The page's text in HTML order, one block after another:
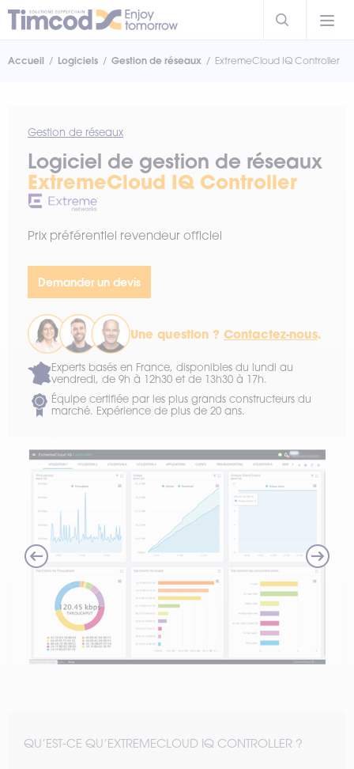
Accueil Logiciels Gestion de réseaux ExtremeCloud IQ Controller
Gestion de réseaux
Logiciel de gestion de réseaux
ExtremeCloud IQ Controller
Prix préférentiel revendeur officiel
Demander un devis
Une question ? Contactez-nous.
Experts basés en France, disponibles du lundi au
vendredi, de 9h à 12h30 et de 13h30 à 17h.
Équipe certifiée par les plus grands constructeurs du
marché. Expérience de plus de 20 ans.
QU’EST-CE QU’EXTREMECLOUD IQ CONTROLLER ?